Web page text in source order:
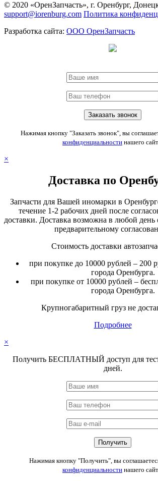
© 2020 «ОренЗапчасть», г. Оренбург,
support@iorenburg.com Политика
Разработка сайта: ООО ОренЗапчасть
Нажимая кнопку "Заказать звонок", вы
конфиденциальности нашего
×
Доставка по
Запчасти для Вашей иномарки в
течение 1-2 рабочих дней после
доставки. Доставка возможна в любой день
предварительному
Стоимость доставки
при покупке до 10000 рублей – 200
города Оренбурга.
при покупке от 10000 рублей –
города Оренбурга.
Крупногабаритный груз не
Подробнее
×
Получить БЕСПЛАТНЫЙ доступ для
дней.
Нажимая кнопку "Получить", вы
конфиденциальности нашего